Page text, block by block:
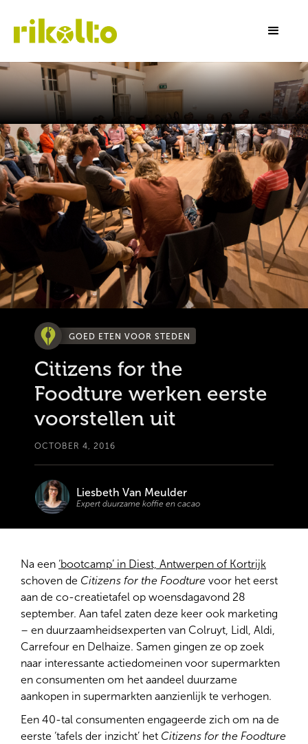
GOED ETEN VOOR STEDEN
Citizens for the
Foodture werken eerste
voorstellen uit
OCTOBER 4, 2016
Liesbeth Van Meulder
Expert duurzame koffie en cacao
Na een ‘bootcamp’ in Diest, Antwerpen of Kortrijk
schoven de Citizens for the Foodture voor het eerst
aan de co-creatietafel op woensdagavond 28
september. Aan tafel zaten deze keer ook marketing
– en duurzaamheidsexperten van Colruyt, Lidl, Aldi,
Carrefour en Delhaize. Samen gingen ze op zoek
naar interessante actiedomeinen voor supermarkten
en consumenten om het aandeel duurzame
aankopen in supermarkten aanzienlijk te verhogen.
Een 40-tal consumenten engageerde zich om na de
eerste ‘tafels der inzicht’ het Citizens for the Foodture